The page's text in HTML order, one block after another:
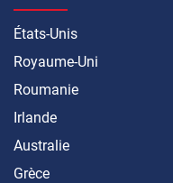
États-Unis
Royaume-Uni
Roumanie
Irlande
Australie
Grèce